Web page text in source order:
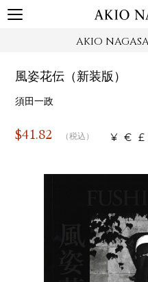
AKIO
風姿花伝（新装版）
須田一政
$41.82 （税込） ¥ € £
TOP
GINZA AOYAMA
PRIVACY POLICY
INSTAGRAM
GALLERY
PUBLISHING